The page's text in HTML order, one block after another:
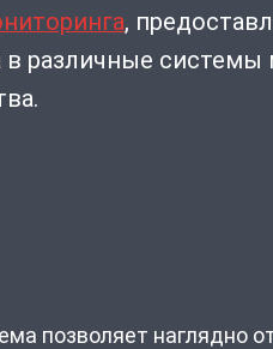
,
в различные
позволяет наглядно